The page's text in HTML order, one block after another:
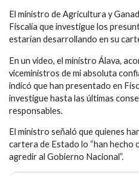
El ministro de Agricultura y
Fiscalía que investigue los
estarían desarrollando en su
En un video, el ministro Álava,
viceministros de mi absoluta
indicó que han presentado en
investigue hasta las últimas
responsables.
El ministro señaló que quienes
cartera de Estado lo “han hecho
agredir al Gobierno Nacional”.